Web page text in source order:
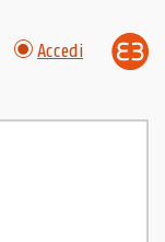
Accedi